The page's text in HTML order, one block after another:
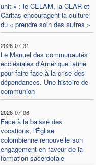
unit » : le CELAM, la CLAR et
Caritas encouragent la culture
du « prendre soin des autres »
2026-07-31
Le Manuel des communautés
ecclésiales d'Amérique latine
pour faire face à la crise des
dépendances. Une histoire de
communion
2026-07-06
Face à la baisse des
vocations, l'Église
colombienne renouvelle son
engagement en faveur de la
formation sacerdotale